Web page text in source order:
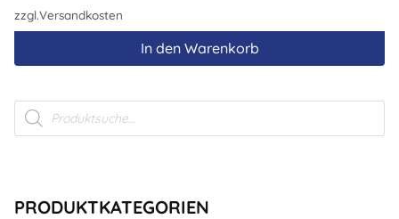
zzgl.Versandkosten
In den Warenkorb
Products
search
PRODUKTKATEGORIEN